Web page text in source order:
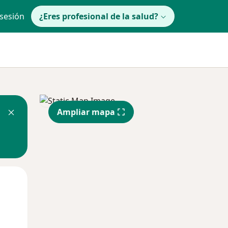
¿Eres profesional de la salud?
Ampliar mapa